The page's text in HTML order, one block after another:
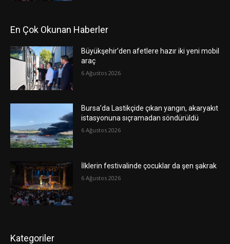
En Çok Okunan Haberler
Büyükşehir’den afetlere hazır iki yeni mobil
araç
6 Ağustos 2026
Bursa’da Lastikçide çıkan yangın, akaryakıt
istasyonuna sıçramadan söndürüldü
6 Ağustos 2026
İlklerin festivalinde çocuklar da şen şakrak
6 Ağustos 2026
Kategoriler